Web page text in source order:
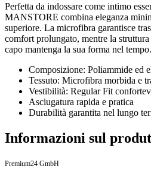
Perfetta da indossare come intimo
MANSTORE combina eleganza
superiore. La microfibra garantisce
comfort prolungato, mentre la
capo mantenga la sua forma nel tempo.
Composizione: Poliammide ed
Tessuto: Microfibra morbida e
Vestibilità: Regular Fit
Asciugatura rapida e pratica
Durabilità garantita nel lungo
Informazioni sul
Premium24 GmbH